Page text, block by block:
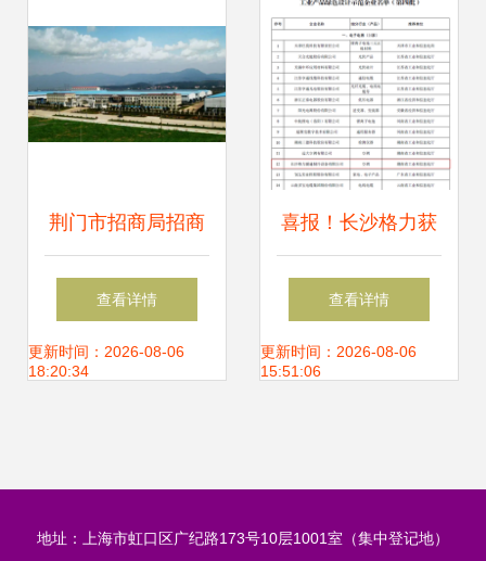
创新博览会 19.52mb 企业宣传
ppt大全 技术推广
荆门市招商局招商
动态 京山两家企业
荣获国家级绿色工
查看详情
更新时间：2026-08-06
18:20:34
喜报！长沙格力获
评“国家级工业产品
绿色设计示范企
查看详情
更新时间：2026-08-06
15:51:06
地址：上海市虹口区广纪路173号10层1001室（集中登记地）